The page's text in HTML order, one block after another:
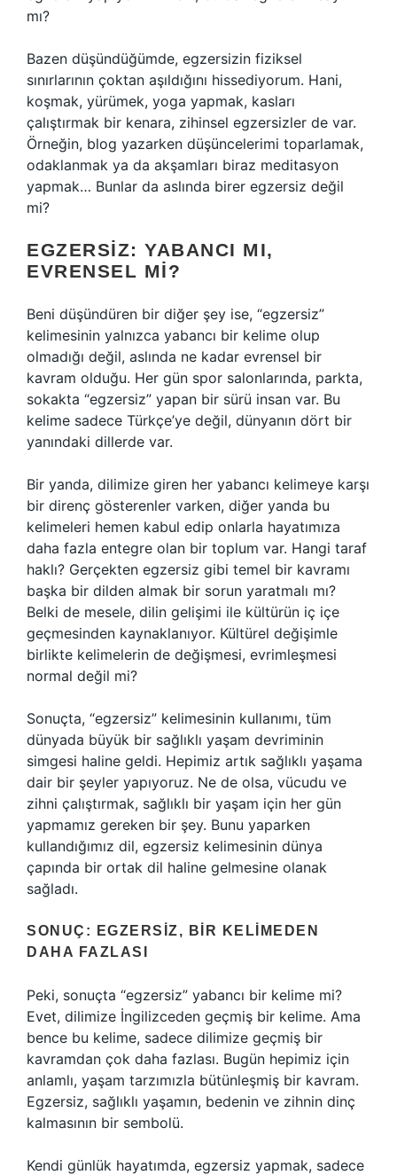
mı?
Bazen düşündüğümde, egzersizin fiziksel
sınırlarının çoktan aşıldığını hissediyorum. Hani,
koşmak, yürümek, yoga yapmak, kasları
çalıştırmak bir kenara, zihinsel egzersizler de var.
Örneğin, blog yazarken düşüncelerimi toparlamak,
odaklanmak ya da akşamları biraz meditasyon
yapmak… Bunlar da aslında birer egzersiz değil
mi?
EGZERSIZ: YABANCI MI,
EVRENSEL MI?
Beni düşündüren bir diğer şey ise, “egzersiz”
kelimesinin yalnızca yabancı bir kelime olup
olmadığı değil, aslında ne kadar evrensel bir
kavram olduğu. Her gün spor salonlarında, parkta,
sokakta “egzersiz” yapan bir sürü insan var. Bu
kelime sadece Türkçe’ye değil, dünyanın dört bir
yanındaki dillerde var.
Bir yanda, dilimize giren her yabancı kelimeye karşı
bir direnç gösterenler varken, diğer yanda bu
kelimeleri hemen kabul edip onlarla hayatımıza
daha fazla entegre olan bir toplum var. Hangi taraf
haklı? Gerçekten egzersiz gibi temel bir kavramı
başka bir dilden almak bir sorun yaratmalı mı?
Belki de mesele, dilin gelişimi ile kültürün iç içe
geçmesinden kaynaklanıyor. Kültürel değişimle
birlikte kelimelerin de değişmesi, evrimleşmesi
normal değil mi?
Sonuçta, “egzersiz” kelimesinin kullanımı, tüm
dünyada büyük bir sağlıklı yaşam devriminin
simgesi haline geldi. Hepimiz artık sağlıklı yaşama
dair bir şeyler yapıyoruz. Ne de olsa, vücudu ve
zihni çalıştırmak, sağlıklı bir yaşam için her gün
yapmamız gereken bir şey. Bunu yaparken
kullandığımız dil, egzersiz kelimesinin dünya
çapında bir ortak dil haline gelmesine olanak
sağladı.
SONUÇ: EGZERSIZ, BIR KELIMEDEN
DAHA FAZLASI
Peki, sonuçta “egzersiz” yabancı bir kelime mi?
Evet, dilimize İngilizceden geçmiş bir kelime. Ama
bence bu kelime, sadece dilimize geçmiş bir
kavramdan çok daha fazlası. Bugün hepimiz için
anlamlı, yaşam tarzımızla bütünleşmiş bir kavram.
Egzersiz, sağlıklı yaşamın, bedenin ve zihnin dinç
kalmasının bir sembolü.
Kendi günlük hayatımda, egzersiz yapmak, sadece